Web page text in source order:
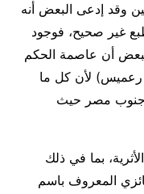
وقد إدعى البعض أنه
غير صحيح، فوجود
أن عاصمة الحكم
رعميس) لأن كل ما
جنوب مصر حيث
بما في ذلك
المعروف باسم